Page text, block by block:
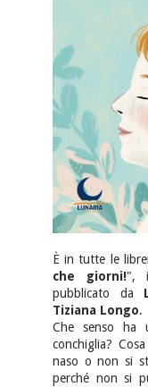
È in tutte le
che giorni!",
pubblicato da
Tiziana Longo.
Che senso ha
conchiglia?
naso o non si
perché non si